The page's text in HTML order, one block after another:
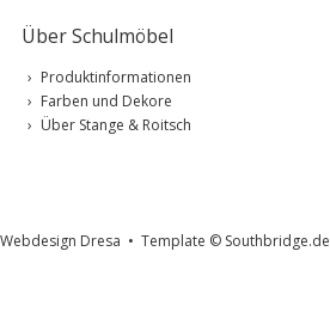
Über Schulmöbel
Produktinformationen
Farben und Dekore
Über Stange & Roitsch
Webdesign Dresa • Template © Southbridge.de